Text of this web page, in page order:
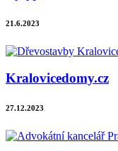
21.6.2023
Kralovicedomy.cz
27.12.2023